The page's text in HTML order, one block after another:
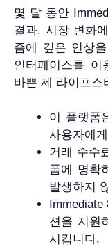
몇 달 동안
결과, 시장 변화
즘에 깊은 인상
인터페이스를
바쁜 제 라이프스
이 플랫폼
사용자에
거래 수수
폼에 명확
발생하지
Immediate
션을 지원
시킵니다.